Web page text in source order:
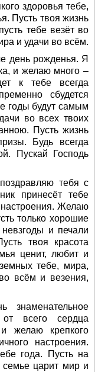
здоровья тебе,
Пусть твоя жизнь
тебе везёт во
и удачи во всём.
день рожденья. Я
и желаю много –
к тебе всегда
сбудется
годы будут самым
во всех твоих
Пусть жизнь
Будь всегда
Пускай Господь
тебя с
принесёт тебе
Желаю
только хорошие
и печали
твоя красота
ценит, любит и
тебе, мира,
всём и везения,
знаменательное
всего сердца
желаю крепкого
настроения.
года. Пусть на
семье царит мир и